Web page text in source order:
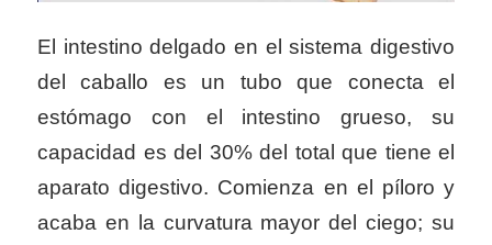
El intestino delgado en el sistema digestivo
del caballo es un tubo que conecta el
estómago con el intestino grueso, su
capacidad es del 30% del total que tiene el
aparato digestivo. Comienza en el píloro y
acaba en la curvatura mayor del ciego; su